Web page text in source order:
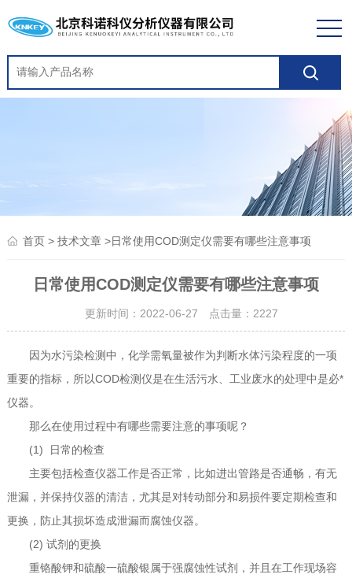
首页> 技术文章>日常使用COD测定仪需要有哪些注意事项
日常使用COD测定仪需要有哪些注意事项
更新时间：2022-06-27 点击量： 2227
因为水污染检测中，化学需氧量被作为判断水体污染程度的一项
重要的指标，所以COD检测仪是在生活污水、工业废水的处理中是必*
仪器。
那么在使用过程中有哪些需要注意的事项呢？
(1) 日常的检查
主要包括检查仪器工作是否正常，比如进出管路是否通畅，有无
泄漏，并保持仪器的清洁，尤其是对转动部分和易损件要定期检查和
更换，防止其损坏造成泄漏而腐蚀仪器。
(2) 试剂的更换
重铬酸钾和硫酸一硫酸银属于强腐蚀性试剂，并且在工作现场容